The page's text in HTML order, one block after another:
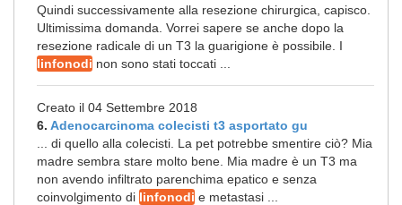
Quindi successivamente alla resezione chirurgica, capisco.
Ultimissima domanda. Vorrei sapere se anche dopo la
resezione radicale di un T3 la guarigione è possibile. I
linfonodi non sono stati toccati ...
Creato il 04 Settembre 2018
6. Adenocarcinoma colecisti t3 asportato gu
... di quello alla colecisti. La pet potrebbe smentire ciò? Mia
madre sembra stare molto bene. Mia madre è un T3 ma
non avendo infiltrato parenchima epatico e senza
coinvolgimento di linfonodi e metastasi ...